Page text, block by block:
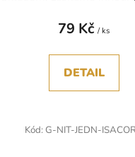
79 Kč/ ks
DETAIL
Kód: G-NIT-JEDN-